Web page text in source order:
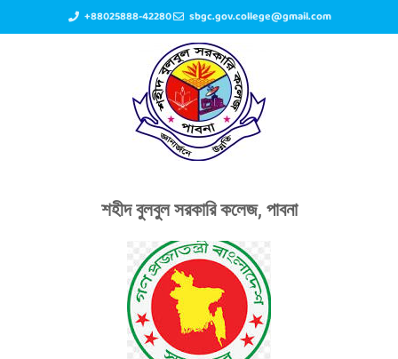
+88025888-42280 sbgc.gov.college@gmail.com
শহীদ বুলবুল সরকারি কলেজ, পাবনা